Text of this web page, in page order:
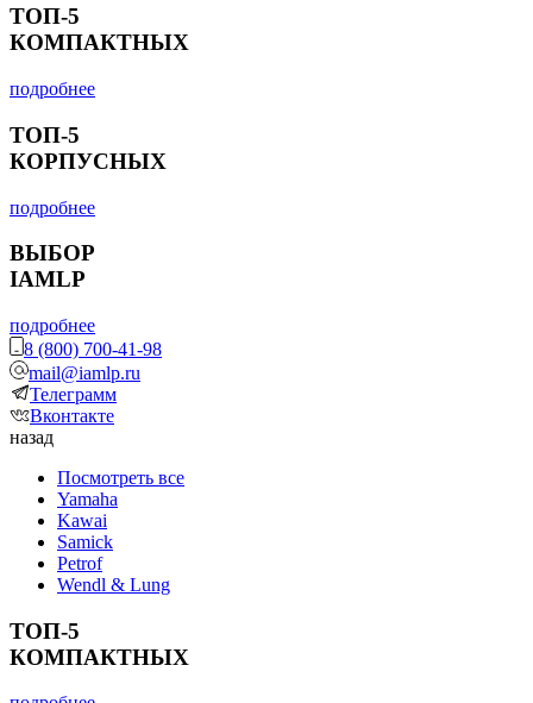
ТОП-5
КОМПАКТНЫХ
подробнее
ТОП-5
КОРПУСНЫХ
подробнее
ВЫБОР
IAMLP
подробнее
8 (800) 700-41-98
mail@iamlp.ru
Телеграмм
Вконтакте
назад
Посмотреть все
Yamaha
Kawai
Samick
Petrof
Wendl & Lung
ТОП-5
КОМПАКТНЫХ